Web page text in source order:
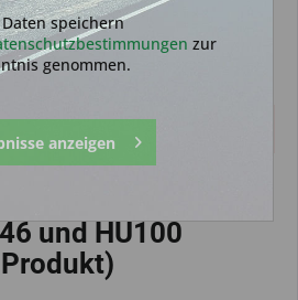
für Opel 2
und HU100
speichern
zur
genommen.
anzeigen